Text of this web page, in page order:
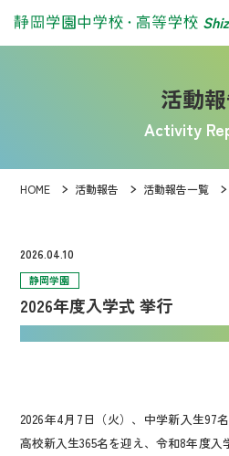
活動
Activity
HOME 活動報告 活動報告一覧
2026.04.10
静岡学園
2026年度入学式 挙行
2026年4月7日（火）、中学新入生97
高校新入生365名を迎え、令和8年度